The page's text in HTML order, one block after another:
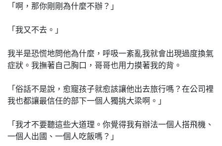
「啊，那你剛剛為什麼不辦？」
「我又不去。」
我半是恐慌地問他為什麼，呼吸一紊亂我就會出現過度換氣
症狀。我撫著自己胸口，哥哥也用力摸著我的背。
「俗話不是說，愈寵孩子就愈該讓他出去旅行嗎？在公司裡
我也都讓最信任的部下一個人獨挑大梁啊。」
「我才不要聽這些大道理。你覺得我有辦法一個人搭飛機、
一個人出國、一個人吃飯嗎？」